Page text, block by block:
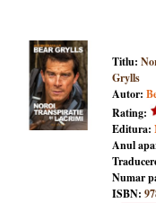
Titlu:
Grylls
Autor:
Rating:
Editura:
Anul
Numar
ISBN: